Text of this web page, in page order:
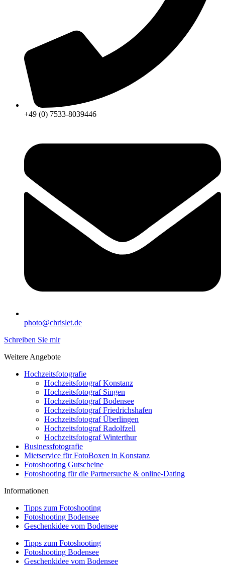
+49 (0) 7533-8039446
photo@chrislet.de
Schreiben Sie mir
Weitere Angebote
Hochzeitsfotografie
Hochzeitsfotograf Konstanz
Hochzeitsfotograf Singen
Hochzeitsfotograf Bodensee
Hochzeitsfotograf Friedrichshafen
Hochzeitsfotograf Überlingen
Hochzeitsfotograf Radolfzell
Hochzeitsfotograf Winterthur
Businessfotografie
Mietservice für FotoBoxen in Konstanz
Fotoshooting Gutscheine
Fotoshooting für die Partnersuche & online-Dating
Informationen
Tipps zum Fotoshooting
Fotoshooting Bodensee
Geschenkidee vom Bodensee
Tipps zum Fotoshooting
Fotoshooting Bodensee
Geschenkidee vom Bodensee